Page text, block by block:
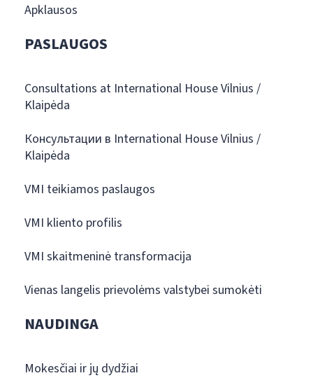
Apklausos
PASLAUGOS
Consultations at International House Vilnius /
Klaipėda
Консультации в International House Vilnius /
Klaipėda
VMI teikiamos paslaugos
VMI kliento profilis
VMI skaitmeninė transformacija
Vienas langelis prievolėms valstybei sumokėti
NAUDINGA
Mokesčiai ir jų dydžiai